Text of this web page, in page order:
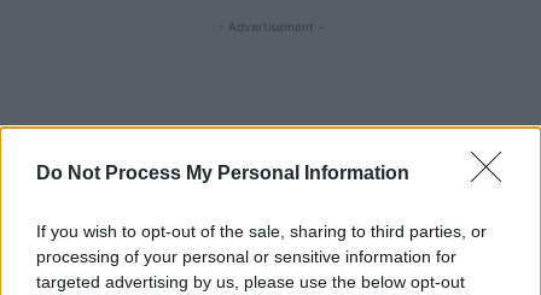
Do Not Process My Personal Information
If you wish to opt-out of the sale, sharing to third parties, or
processing of your personal or sensitive information for
targeted advertising by us, please use the below opt-out
- Advertisement -